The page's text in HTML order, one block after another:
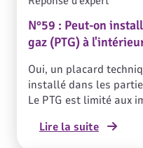
N°59 : Peut-on
gaz (PTG) à
Oui, un placard
installé dans les
Le PTG est limité aux
d’escalier.
Lire la suite